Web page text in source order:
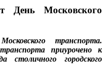
День Московского
транспорта.
приурочено к
столичного городского